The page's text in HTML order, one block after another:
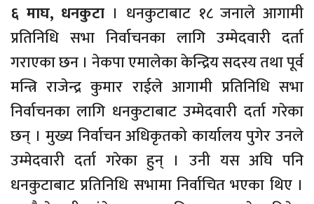
६ माघ, धनकुटा । धनकुटाबाट १८ जनाले आगामी
प्रतिनिधि सभा निर्वाचनका लागि उम्मेदवारी दर्ता
गराएका छन । नेकपा एमालेका केन्द्रिय सदस्य तथा पूर्व
मन्त्रि राजेन्द्र कुमार राईले आगामी प्रतिनिधि सभा
निर्वाचनका लागि धनकुटाबाट उम्मेदवारी दर्ता गरेका
छन् । मुख्य निर्वाचन अधिकृतको कार्यालय पुगेर उनले
उम्मेदवारी दर्ता गरेका हुन् । उनी यस अघि पनि
धनकुटाबाट प्रतिनिधि सभामा निर्वाचित भएका थिए ।